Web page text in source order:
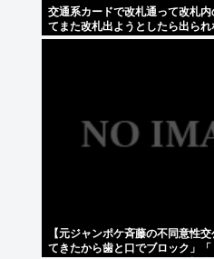
交通系カードで改札通って改札
てまた改札出ようとしたら出られ
【元ジャンポケ斉藤の不同意性
てきたから歯と口でブロック」